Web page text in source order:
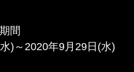
間
)～2020年9月29日(水)